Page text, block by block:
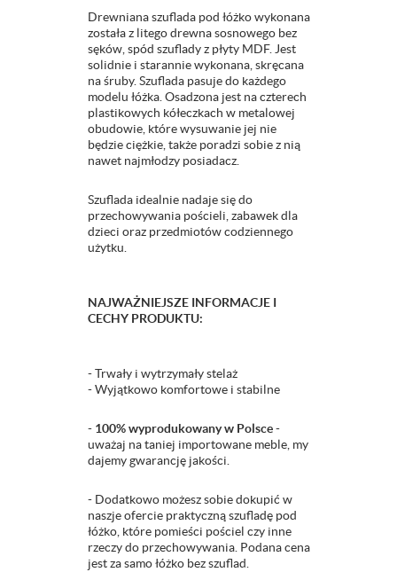
Drewniana szuflada pod łóżko wykonana
została z litego drewna sosnowego bez
sęków, spód szuflady z płyty MDF. Jest
solidnie i starannie wykonana, skręcana
na śruby. Szuflada pasuje do każdego
modelu łóżka. Osadzona jest na czterech
plastikowych kółeczkach w metalowej
obudowie, które wysuwanie jej nie
będzie ciężkie, także poradzi sobie z nią
nawet najmłodzy posiadacz.
Szuflada idealnie nadaje się do
przechowywania pościeli, zabawek dla
dzieci oraz przedmiotów codziennego
użytku.
NAJWAŻNIEJSZE INFORMACJE I
CECHY PRODUKTU:
- Trwały i wytrzymały stelaż
- Wyjątkowo komfortowe i stabilne
- 100% wyprodukowany w Polsce-
uważaj na taniej importowane meble, my
dajemy gwarancję jakości.
- Dodatkowo możesz sobie dokupić w
naszje ofercie praktyczną szufladę pod
łóżko, które pomieści pościel czy inne
rzeczy do przechowywania. Podana cena
jest za samo łóżko bez szuflad.